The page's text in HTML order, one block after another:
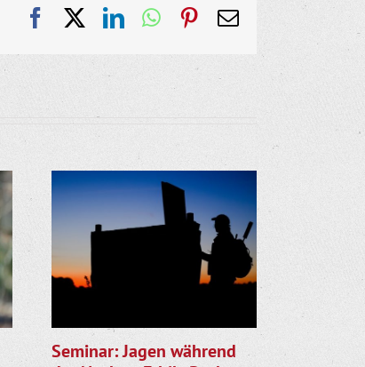
FacebookLinkedInWhatsApp
Pinterest
E-
Seminar: Jagen während